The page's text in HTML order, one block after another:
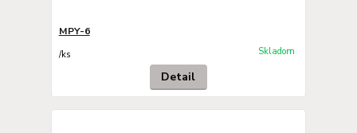
MPY-6
/ks Skladom
Detail